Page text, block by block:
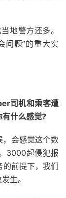
地警方还多。
问题”的重大实
司机和乘客遭
有什么感觉?
，会感觉这个数
3000起侵犯报
前提下，我们
生。